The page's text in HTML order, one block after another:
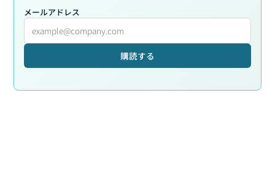
メールアドレス
購読する